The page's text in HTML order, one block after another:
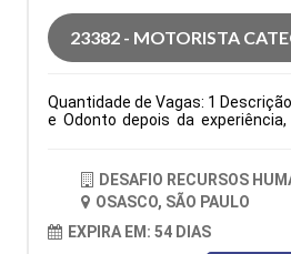
para apoiar a gestão na
contratação: CLT Cidade:
Atuação: Compras Período:
23382 - MOTORISTA
Quantidade de Vagas: 1
e Odonto depois da
INTERIOR E ESTADUAIS (
E ESPIRITO SANTO Tipo de
Osasco, SP, Brasil Área de
Formação Acadêmica:
Comportamentais:
DESAFIO RECURSOS
OSASCO, SÃO PAULO
EXPIRA EM: 54 DIAS